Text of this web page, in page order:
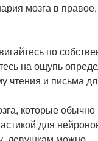
мозга в правое,
по
на ощупь
чтения и письма
которые
для